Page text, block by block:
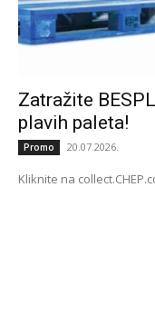
Zatražite
plavih paleta!
Promo 20.07.2026.
Kliknite na